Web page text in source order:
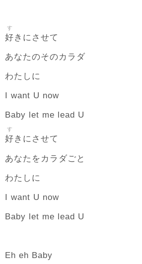
好
す
きにさせて
あなたのそのカラダ
わたしに
I want U now
Baby let me lead U
好
す
きにさせて
あなたをカラダごと
わたしに
I want U now
Baby let me lead U
Eh eh Baby